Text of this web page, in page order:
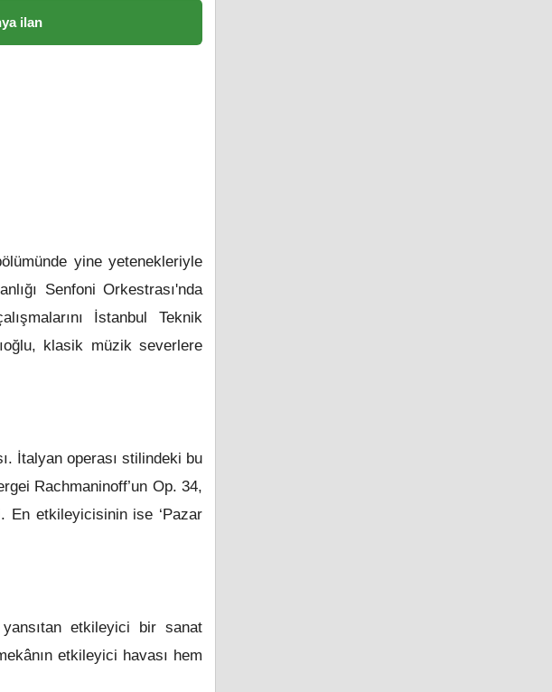
ilan
yine yetenekleriyle
Senfoni Orkestrası'nda
İstanbul Teknik
klasik müzik severlere
İtalyan operası stilindeki bu
Rachmaninoff’un Op. 34,
En etkileyicisinin ise ‘Pazar
etkileyici bir sanat
etkileyici havası hem